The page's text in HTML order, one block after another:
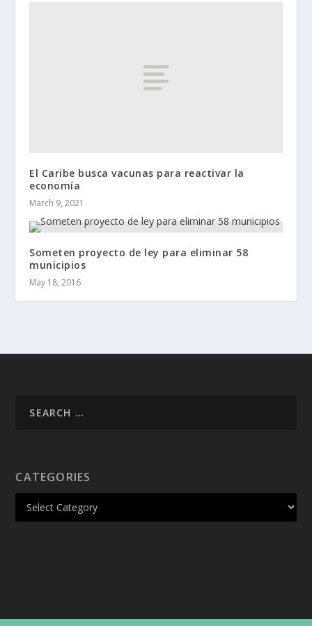
El Caribe busca vacunas para reactivar la
economía
March 9, 2021
Someten proyecto de ley para eliminar 58
municipios
May 18, 2016
CATEGORIES